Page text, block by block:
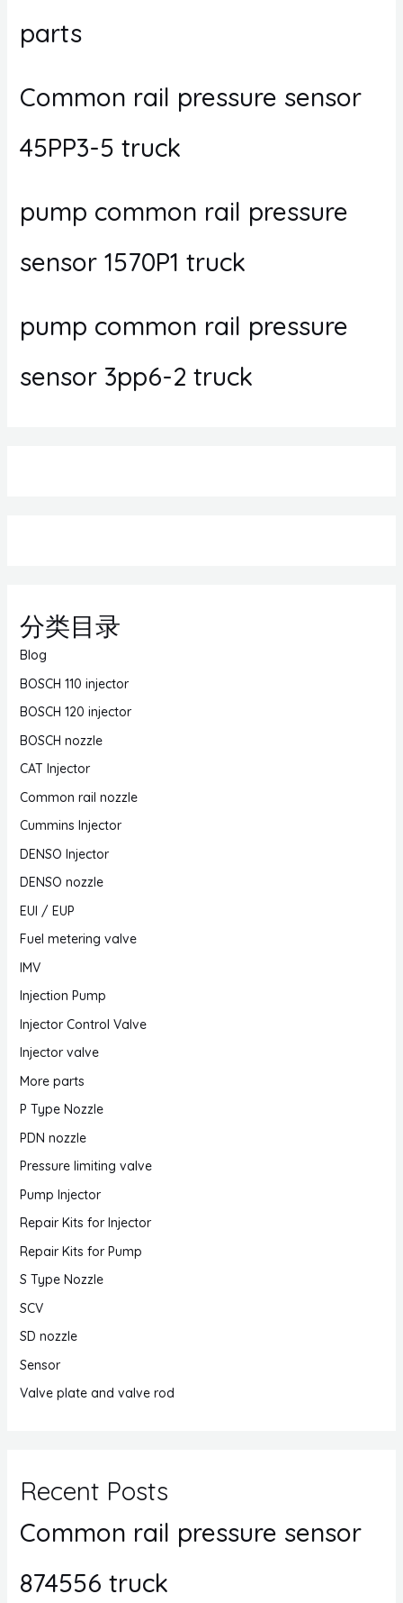
parts
Common rail pressure sensor
45PP3-5 truck
pump common rail pressure
sensor 1570P1 truck
pump common rail pressure
sensor 3pp6-2 truck
分类目录
Blog
BOSCH 110 injector
BOSCH 120 injector
BOSCH nozzle
CAT Injector
Common rail nozzle
Cummins Injector
DENSO Injector
DENSO nozzle
EUI / EUP
Fuel metering valve
IMV
Injection Pump
Injector Control Valve
Injector valve
More parts
P Type Nozzle
PDN nozzle
Pressure limiting valve
Pump Injector
Repair Kits for Injector
Repair Kits for Pump
S Type Nozzle
SCV
SD nozzle
Sensor
Valve plate and valve rod
Recent Posts
Common rail pressure sensor
874556 truck